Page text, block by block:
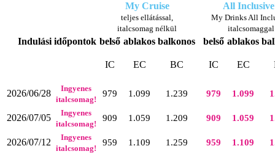
My Cruise
teljes ellátással,
italcsomag nélkül
All
My Drinks All
italcsomaggal
Indulási időpontok belső ablakos balkonos belső ablakos
IC EC BC IC EC
2026/06/28
Ingyenes
italcsomag!
979 1.099 1.239 979 1.099
2026/07/05
Ingyenes
italcsomag!
909 1.059 1.209 909 1.059
2026/07/12
Ingyenes
italcsomag!
959 1.109 1.259 959 1.109